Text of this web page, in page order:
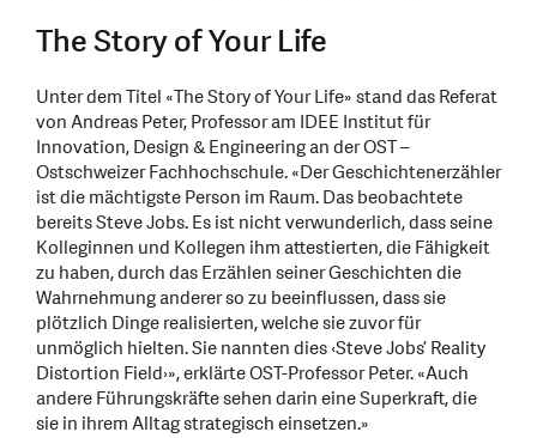
The Story of Your Life
Unter dem Titel «The Story of Your Life» stand das Referat
von Andreas Peter, Professor am IDEE Institut für
Innovation, Design & Engineering an der OST –
Ostschweizer Fachhochschule. «Der Geschichtenerzähler
ist die mächtigste Person im Raum. Das beobachtete
bereits Steve Jobs. Es ist nicht verwunderlich, dass seine
Kolleginnen und Kollegen ihm attestierten, die Fähigkeit
zu haben, durch das Erzählen seiner Geschichten die
Wahrnehmung anderer so zu beeinflussen, dass sie
plötzlich Dinge realisierten, welche sie zuvor für
unmöglich hielten. Sie nannten dies ‹Steve Jobs’ Reality
Distortion Field›», erklärte OST-Professor Peter. «Auch
andere Führungskräfte sehen darin eine Superkraft, die
sie in ihrem Alltag strategisch einsetzen.»